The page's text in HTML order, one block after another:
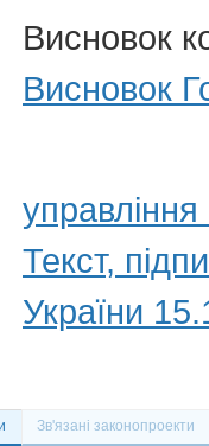
Висновок
Висновок
Текст,
України
Зв'язані законопроекти